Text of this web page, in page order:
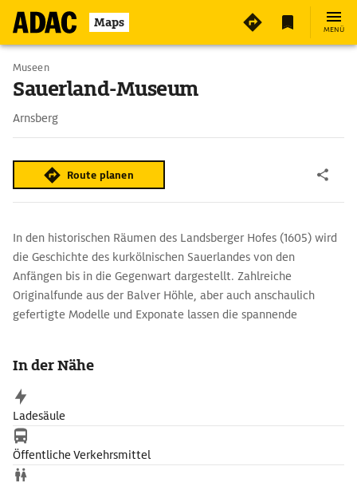
Maps MENÜ
Museen
Sauerland-Museum
Arnsberg
Route planen
In den historischen Räumen des Landsberger Hofes (1605) wird
die Geschichte des kurkölnischen Sauerlandes von den
Anfängen bis in die Gegenwart dargestellt. Zahlreiche
Originalfunde aus der Balver Höhle, aber auch anschaulich
gefertigte Modelle und Exponate lassen die spannende
Ausstellungen erweitert
In der Nähe
Ladesäule
Öffentliche Verkehrsmittel